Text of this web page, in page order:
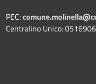
PEC:
Centralino Unico: